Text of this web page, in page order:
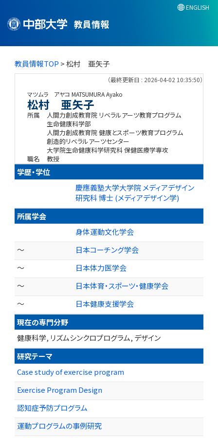
教員情報
ENGLISH
教員情報TOP > 松村 亜矢子
（最終更新日 : 2026-04-02 10:35:50）
マツムラ アヤコ MATSUMURA Ayako
松村 亜矢子
所属
人間力創成教育院 リベラルアーツ教育プログラム
生命健康科学部
人間力創成教育院 健康とスポーツ教育プログラム
創造的リベラルアーツセンター
大学院生命健康科学研究科 保健医療学専攻
職名
教授
学歴・学位
慶應義塾大学大学院 メディアデザイン
研究科 博士 (メディアデザイン学)
所属学会
身体運動文化学会
～
日本コーチング学会
～
日本体力医学会
～
日本体育・スポーツ・健康学会
～
日本健康支援学会
現在の専門分野
健康科学, リズムシンクロプログラム, デザイン
研究テーマ
Case study of exercise program
Exercise Program Design
認知症予防プログラム
運動プログラムの事例研究